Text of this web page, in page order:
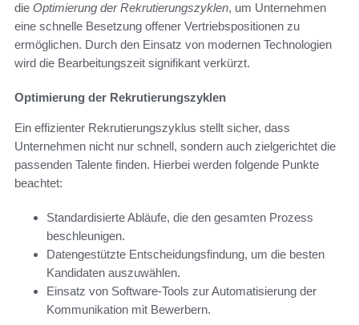
die Optimierung der Rekrutierungszyklen, um Unternehmen
eine schnelle Besetzung offener Vertriebspositionen zu
ermöglichen. Durch den Einsatz von modernen Technologien
wird die Bearbeitungszeit signifikant verkürzt.
Optimierung der Rekrutierungszyklen
Ein effizienter Rekrutierungszyklus stellt sicher, dass
Unternehmen nicht nur schnell, sondern auch zielgerichtet die
passenden Talente finden. Hierbei werden folgende Punkte
beachtet:
Standardisierte Abläufe, die den gesamten Prozess
beschleunigen.
Datengestützte Entscheidungsfindung, um die besten
Kandidaten auszuwählen.
Einsatz von Software-Tools zur Automatisierung der
Kommunikation mit Bewerbern.